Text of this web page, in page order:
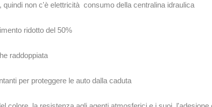
non c'è elettricità consumo della centralina idraulica
ridotto del 50%
raddoppiata
per proteggere le auto dalla caduta